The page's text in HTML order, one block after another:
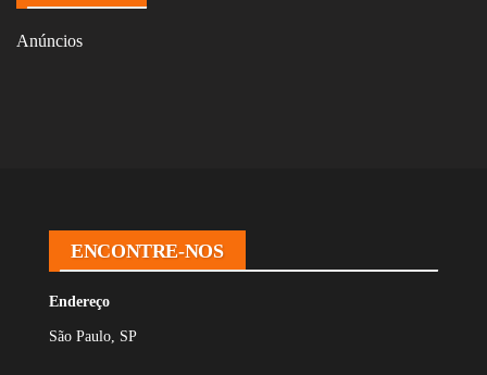
Anúncios
ENCONTRE-NOS
Endereço
São Paulo, SP